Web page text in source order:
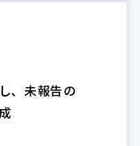
、未報告の